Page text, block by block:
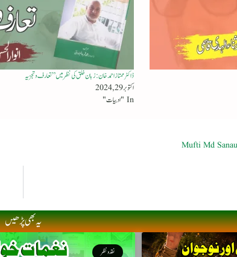
ڈاکٹر ممتاز احمد خان :زبان خلق کی نظر میں” تعارف و تجزیہ
اکتوبر 29, 2024
In "ادبیات"
Mufti Md
یہ بھی پڑھیں
نقد ونظر